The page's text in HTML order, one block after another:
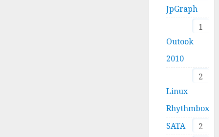
JpGraph
1
Outook
2010
2
Linux
Rhythmbox
2
SATA